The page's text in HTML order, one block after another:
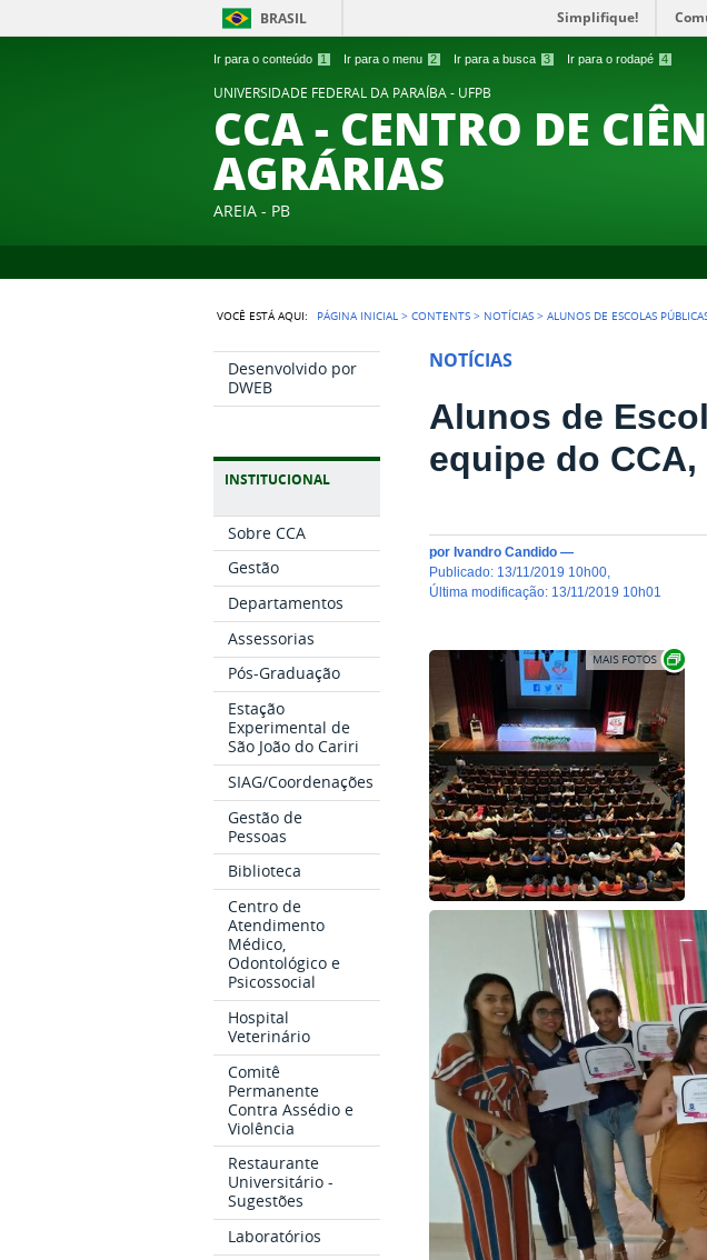
Ir para o conteúdo 1 Ir para o menu 2 Ir para a busca 3 Ir para o rodapé 4
BRASIL Simplifique!
UNIVERSIDADE FEDERAL DA PARAÍBA - UFPB
CCA - CENTRO DE
AGRÁRIAS
AREIA - PB
VOCÊ ESTÁ AQUI: PÁGINA INICIAL >CONTENTS > NOTÍCIAS >ALUNOS DE ESCOLAS
Desenvolvido por
DWEB
INSTITUCIONAL
Sobre CCA
Gestão
Departamentos
Assessorias
Pós-Graduação
Estação
Experimental de
São João do Cariri
SIAG/Coordenações
Gestão de
Pessoas
Biblioteca
Centro de
Atendimento
Médico,
Odontológico e
Psicossocial
Hospital
Veterinário
Comitê
Permanente
Contra Assédio e
Violência
Restaurante
Universitário -
Sugestões
Laboratórios
NOTÍCIAS
Alunos de
equipe do
por Ivandro Candido —
publicado: 13/11/2019 10h00
última modificação: 13/11/2019 10h01